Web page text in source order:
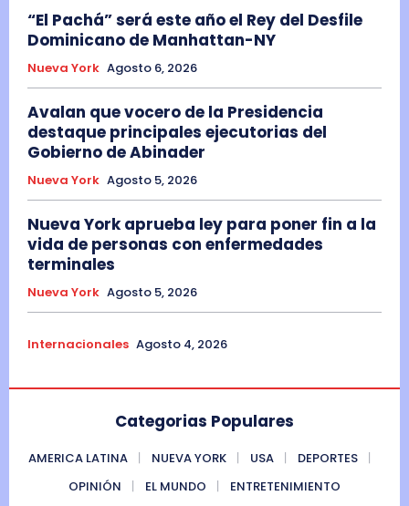
“El Pachá” será este año el Rey del Desfile
Dominicano de Manhattan-NY
Nueva York Agosto 6, 2026
Avalan que vocero de la Presidencia
destaque principales ejecutorias del
Gobierno de Abinader
Nueva York Agosto 5, 2026
Nueva York aprueba ley para poner fin a la
vida de personas con enfermedades
terminales
Nueva York Agosto 5, 2026
Internacionales Agosto 4, 2026
Categorias Populares
AMERICA LATINA NUEVA YORK USA
DEPORTES
OPINIÓN
EL MUNDO ENTRETENIMIENTO